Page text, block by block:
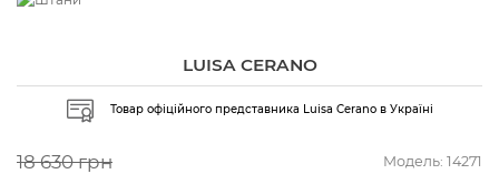
LUISA CERANO
Товар офіційного представника Luisa Cerano в Україні
Модель: 14271
18 630 грн